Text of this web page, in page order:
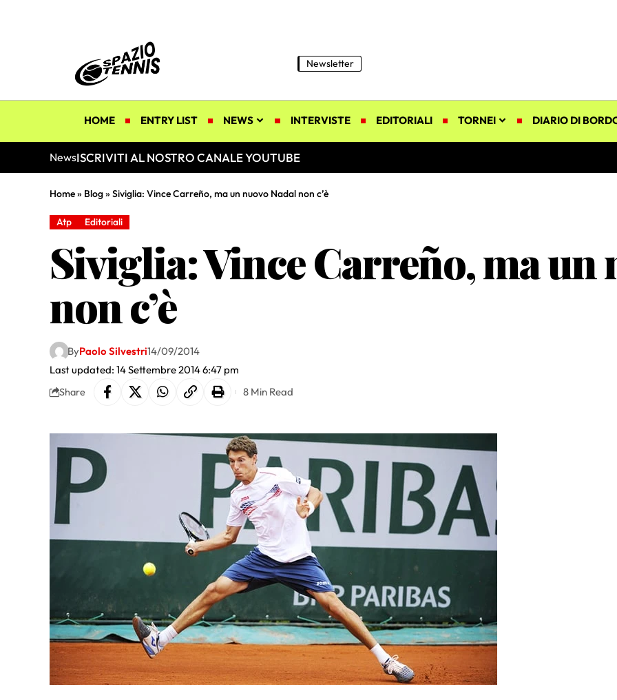
Newsletter
HOME ENTRY LIST NEWS INTERVISTE EDITORIALI TORNEI DIARIO DI
NewsISCRIVITI AL NOSTRO CANALE YOUTUBE
Home» Blog» Siviglia: Vince Carreño, ma un nuovo Nadal non c’è
Atp Editoriali
Siviglia: Vince Carreño, ma un
non c’è
Last updated: 14 Settembre 2014 6:47 pm
ByPaolo Silvestri14/09/2014
Share 8 Min Read